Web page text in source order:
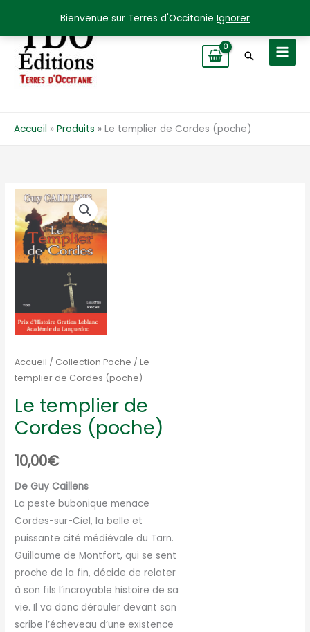
Bienvenue sur Terres d'Occitanie Ignorer
contenu
Accueil Produits Le templier de Cordes (poche)
Accueil / Collection Poche / Le
templier de Cordes (poche)
Le templier de
Cordes (poche)
10,00€
De Guy Caillens
La peste bubonique menace
Cordes-sur-Ciel, la belle et
puissante cité médiévale du Tarn.
Guillaume de Montfort, qui se sent
proche de la fin, décide de relater
à son fils l’incroyable histoire de sa
vie. Il va donc dérouler devant son
scribe l’écheveau d’une existence